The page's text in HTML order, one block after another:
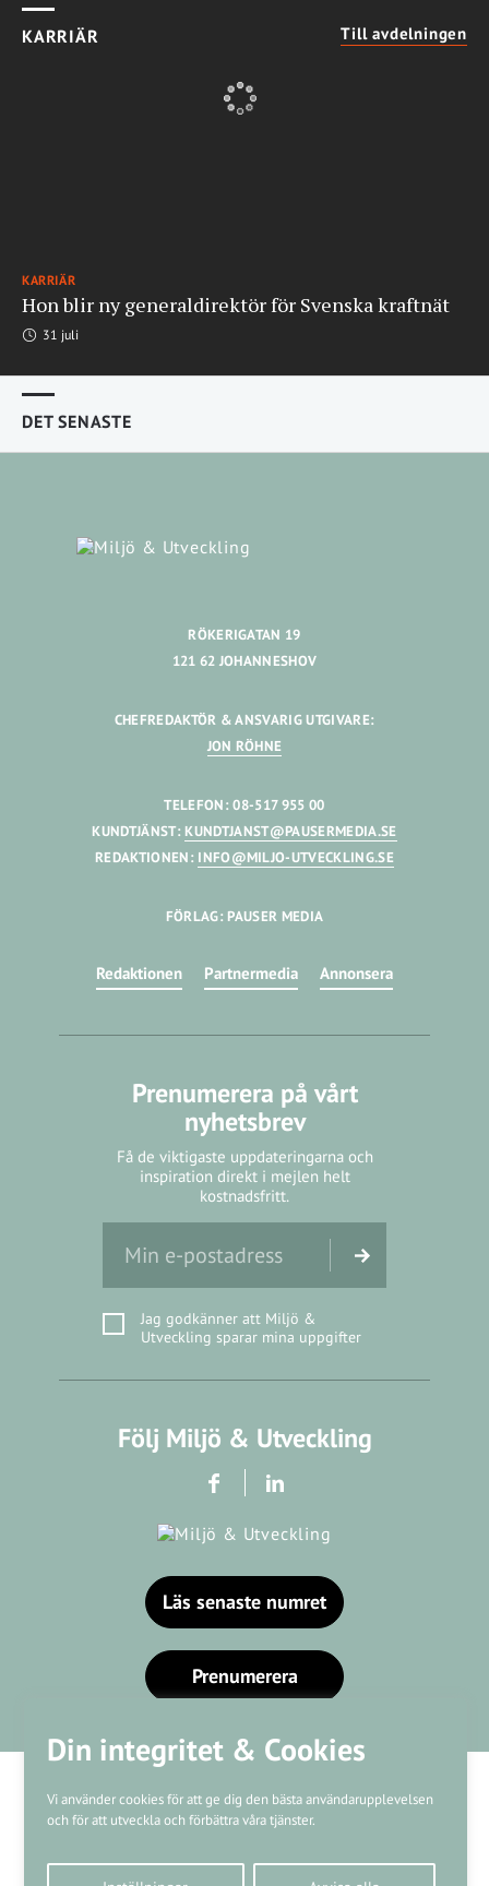
Din integritet & Cookies
Vi använder cookies för att ge dig den bästa användarupplevelsen
och för att utveckla och förbättra våra tjänster.
KARRIÄR Till avdelningen
KARRIÄR
Hon blir ny generaldirektör för Svenska kraftnät
31 juli
DET SENASTE
RÖKERIGATAN 19
121 62 JOHANNESHOV
CHEFREDAKTÖR & ANSVARIG UTGIVARE:
JON RÖHNE
TELEFON: 08-517 955 00
KUNDTJÄNST: KUNDTJANST@PAUSERMEDIA.SE
REDAKTIONEN: INFO@MILJO-UTVECKLING.SE
FÖRLAG: PAUSER MEDIA
Redaktionen Partnermedia Annonsera
Prenumerera på vårt
nyhetsbrev
Få de viktigaste uppdateringarna och
inspiration direkt i mejlen helt
kostnadsfritt.
Jag godkänner att Miljö &
Utveckling sparar mina uppgifter
Följ Miljö & Utveckling
Läs senaste numret
Prenumerera